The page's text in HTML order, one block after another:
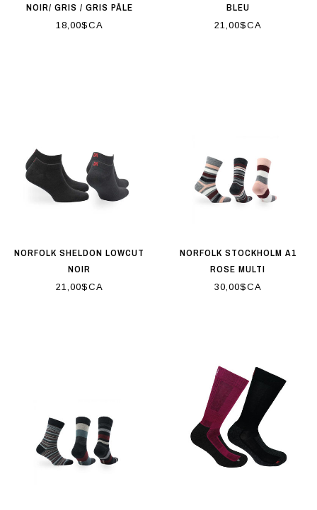
NOIR/ GRIS / GRIS PÂLE
18,00$CA
BLEU
21,00$CA
NORFOLK SHELDON LOWCUT
NOIR
21,00$CA
NORFOLK STOCKHOLM A1
ROSE MULTI
30,00$CA